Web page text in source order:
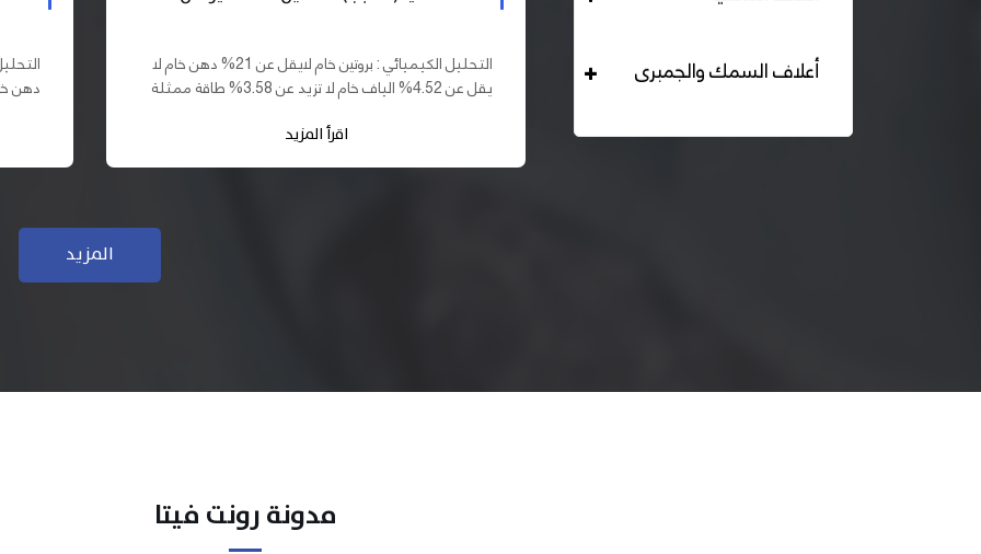
أعلاف السمك والجمبرى
التحليل الكيميائي : بروتين خام لايقل عن 19% دهن خام لا
يقل عن 10% الياف خام لا تزيد عن 3.70% طاقة ممثلة لا
اقرأ المزيد
التحليل الكيميائي : بروتين خام لايقل عن 16% دهن خام لا
يقل عن 2,84% الياف خام لا تزيد عن 2.24% طاقة ممثلة
اقرأ المزيد
المزيد
مدونة رونت فيتا